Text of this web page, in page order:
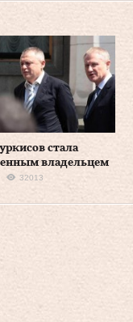
стала
владельцем
32013